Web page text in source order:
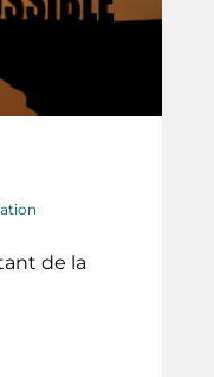
de la